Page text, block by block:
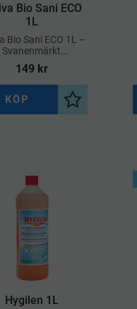
Bio Sani ECO
1L
Bio Sani ECO 1L –
Svanenmärkt
för
badrum och
149kr
Lägg till i
KÖP
Hygilen 1L